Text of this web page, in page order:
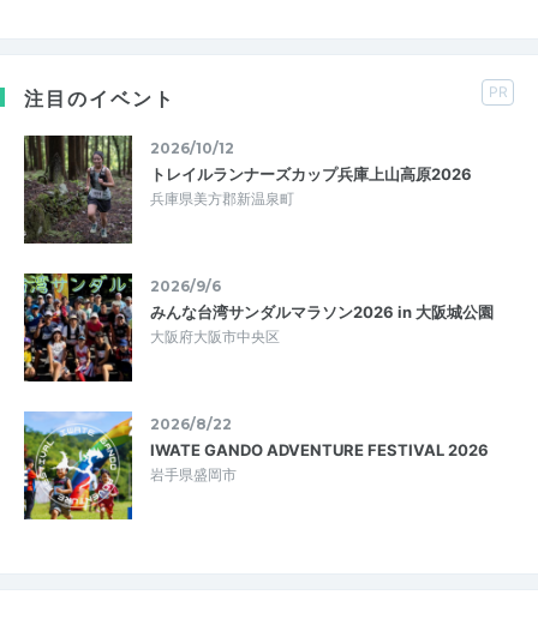
注目のイベント PR
2026/10/12
トレイルランナーズカップ兵庫上山高原2026
兵庫県美方郡新温泉町
2026/9/6
みんな台湾サンダルマラソン2026 in 大阪城公園
大阪府大阪市中央区
2026/8/22
IWATE GANDO ADVENTURE FESTIVAL 2026
岩手県盛岡市